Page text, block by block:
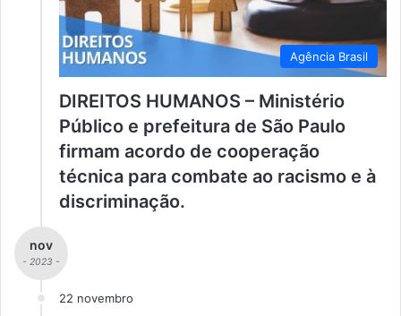
Agência Brasil
DIREITOS HUMANOS – Ministério
Público e prefeitura de São Paulo
firmam acordo de cooperação
técnica para combate ao racismo e à
discriminação.
nov
- 2023 -
22 novembro